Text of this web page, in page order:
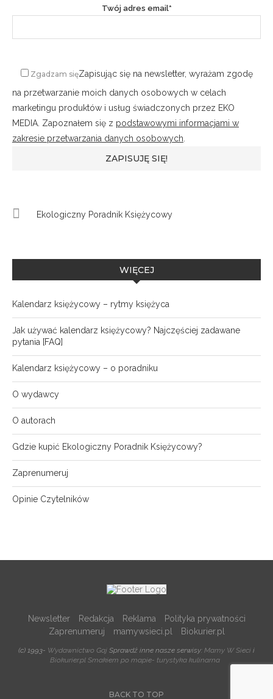
Twój adres email*
Zgadzam sięZapisując się na newsletter, wyrażam zgodę
na przetwarzanie moich danych osobowych w celach
marketingu produktów i usług świadczonych przez EKO
MEDIA. Zapoznałem się z podstawowymi informacjami w
zakresie przetwarzania danych osobowych.
Ekologiczny Poradnik Księżycowy
WIĘCEJ
Kalendarz księżycowy – rytmy księżyca
Jak używać kalendarz księżycowy? Najczęściej zadawane
pytania [FAQ]
Kalendarz księżycowy – o poradniku
O wydawcy
O autorach
Gdzie kupić Ekologiczny Poradnik Księżycowy?
Zaprenumeruj
Opinie Czytelników
Newsletter Redakcja Reklama
Polityka prywatności
Zaprenumeruj
mamywsieci.pl Biokurier.pl
(c) 1993- Wydawnictwo Gaj Sprawdź inne nasze serwisy: Mamy W Sieci i
Biokurier.pl Smakiem po mapie- turystyka kulinarna
BACK TO TOP